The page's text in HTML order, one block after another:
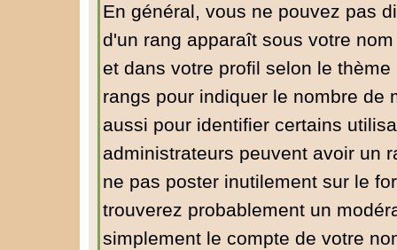
En général, vous ne pouvez pas
d'un rang apparaît sous votre
et dans votre profil selon le
rangs pour indiquer le nombre de
aussi pour identifier certains
administrateurs peuvent avoir un
ne pas poster inutilement sur le
trouverez probablement un
simplement le compte de votre